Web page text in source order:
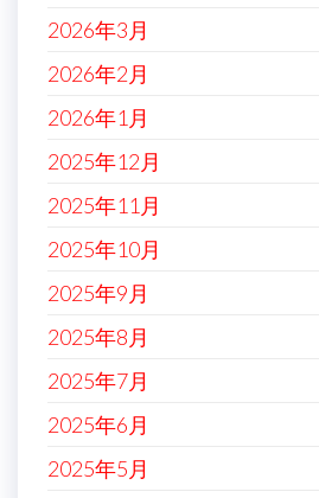
2026年3月
2026年2月
2026年1月
2025年12月
2025年11月
2025年10月
2025年9月
2025年8月
2025年7月
2025年6月
2025年5月